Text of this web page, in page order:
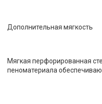
Дополнительная мягкость
Мягкая перфорированная
пеноматериала